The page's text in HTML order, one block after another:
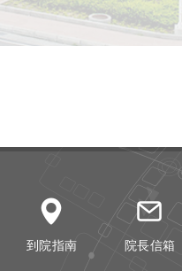
到院指南 院長信箱